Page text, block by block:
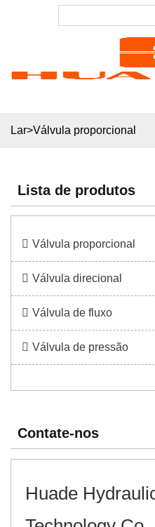
Lar>Válvula proporcional
Lista de produtos
Válvula proporcional
Válvula direcional
Válvula de fluxo
Válvula de pressão
Contate-nos
Huade